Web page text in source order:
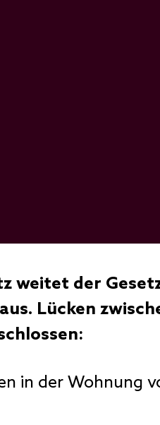
weitet der
Lücken
in der Wohnung